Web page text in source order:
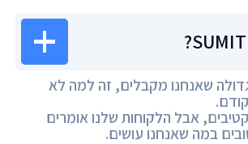
גדולה שאנחנו מקבלים, זה למה לא
אבל הלקוחות שלנו אומרים
במה שאנחנו עושים.